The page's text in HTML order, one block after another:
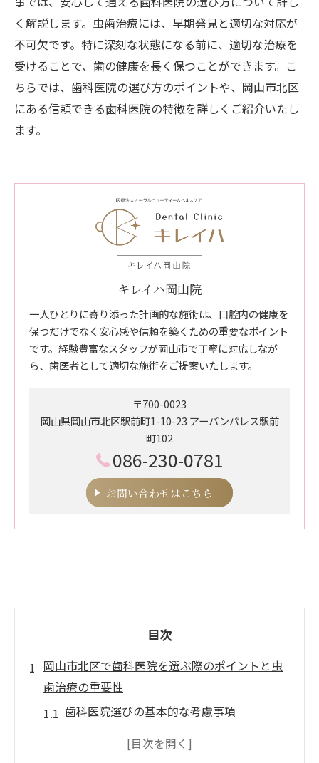
く解説します。虫歯治療には、早期発見と適切な対応が
不可欠です。特に深刻な状態になる前に、適切な治療を
受けることで、歯の健康を長く保つことができます。こ
ちらでは、歯科医院の選び方のポイントや、岡山市北区
にある信頼できる歯科医院の特徴を詳しくご紹介いたし
ます。
キレイハ岡山院
一人ひとりに寄り添った計画的な施術は、口腔内の健康を
保つだけでなく安心感や信頼を築くための重要なポイント
です。経験豊富なスタッフが岡山市で丁寧に対応しなが
ら、歯医者として適切な施術をご提案いたします。
〒700-0023
岡山県岡山市北区駅前町1-10-23 アーバンパレス駅前
町102
086-230-0781
お問い合わせはこちら
目次
岡山市北区で歯科医院を選ぶ際のポイントと虫
歯治療の重要性
歯科医院選びの基本的な考慮事項
虫歯治療の早期発見が重要な理由